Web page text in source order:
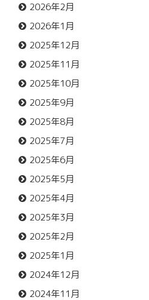
2026年2月
2026年1月
2025年12月
2025年11月
2025年10月
2025年9月
2025年8月
2025年7月
2025年6月
2025年5月
2025年4月
2025年3月
2025年2月
2025年1月
2024年12月
2024年11月